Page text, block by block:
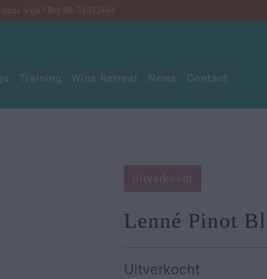
onze wijn? Bel 06-51532464
Training Wine Retreat News Contact
Uitverkocht
Lenné Pinot
Uitverkocht